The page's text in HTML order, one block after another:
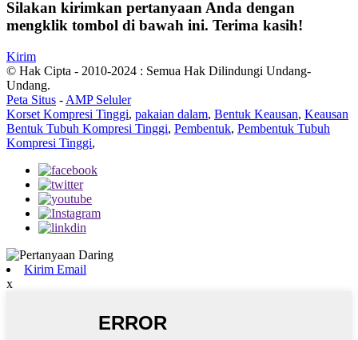
Silakan kirimkan pertanyaan Anda dengan
mengklik tombol di bawah ini. Terima kasih!
Kirim
© Hak Cipta - 2010-2024 : Semua Hak Dilindungi Undang-
Undang.
Peta Situs - AMP Seluler
Korset Kompresi Tinggi, pakaian dalam, Bentuk Keausan, Keausan
Bentuk Tubuh Kompresi Tinggi, Pembentuk, Pembentuk Tubuh
Kompresi Tinggi,
Kirim Email
x